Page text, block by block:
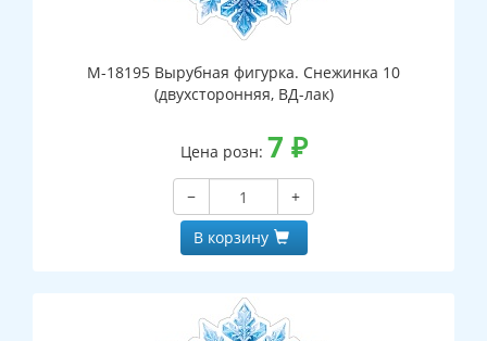
М-18195 Вырубная фигурка. Снежинка 10
(двухсторонняя, ВД-лак)
Цена розн: 7 ₽
−
+
В корзину